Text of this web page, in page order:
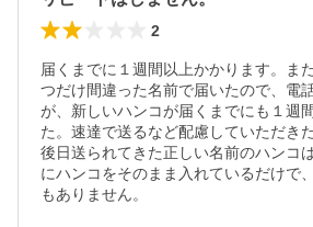
2
届くまでに１週間以上かかります。ま
つだけ間違った名前で届いたので、電
が、新しいハンコが届くまでにも１週
た。速達で送るなど配慮していただき
後日送られてきた正しい名前のハンコ
にハンコをそのまま入れているだけで
もありません。